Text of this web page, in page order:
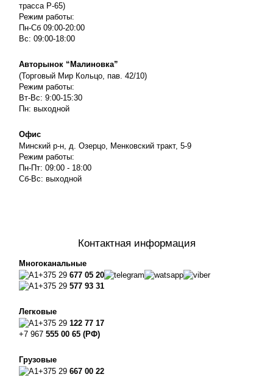
трасса P-65)
Режим работы:
Пн-Сб 09:00-20:00
Вс: 09:00-18:00
Авторынок “Малиновка”
(Торговый Мир Кольцо, пав. 42/10)
Режим работы:
Вт-Вс: 9:00-15:30
Пн: выходной
Офис
Минский р-н, д. Озерцо, Менковский тракт, 5-9
Режим работы:
Пн-Пт: 09:00 - 18:00
Сб-Вс: выходной
Контактная информация
Многоканальные
+375 29 677 05 20
+375 29 577 93 31
Легковые
+375 29 122 77 17
+7 967 555 00 65 (РФ)
Грузовые
+375 29 667 00 22